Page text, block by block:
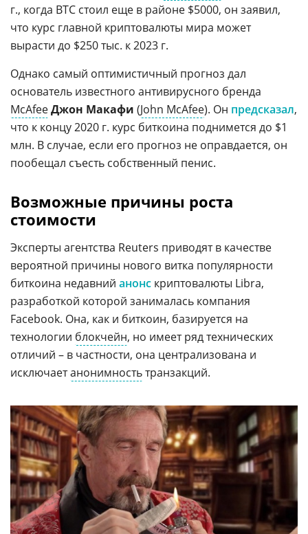
г., когда BTC стоил еще в районе $5000, он заявил,
что курс главной криптовалюты мира может
вырасти до $250 тыс. к 2023 г.
Однако самый оптимистичный прогноз дал
основатель известного антивирусного бренда
McAfeeДжон Макафи (John McAfee). Он предсказал,
что к концу 2020 г. курс биткоина поднимется до $1
млн. В случае, если его прогноз не оправдается, он
пообещал съесть собственный пенис.
Возможные причины роста
стоимости
Эксперты агентства Reuters приводят в качестве
вероятной причины нового витка популярности
биткоина недавний анонс криптовалюты Libra,
разработкой которой занималась компания
Facebook. Она, как и биткоин, базируется на
технологии блокчейн, но имеет ряд технических
отличий – в частности, она централизована и
исключаетанонимностьтранзакций.